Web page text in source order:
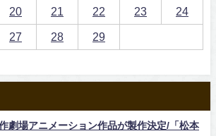
20 21 22 23 24
27 28
29
劇場アニメーション作品が製作決定/「松本